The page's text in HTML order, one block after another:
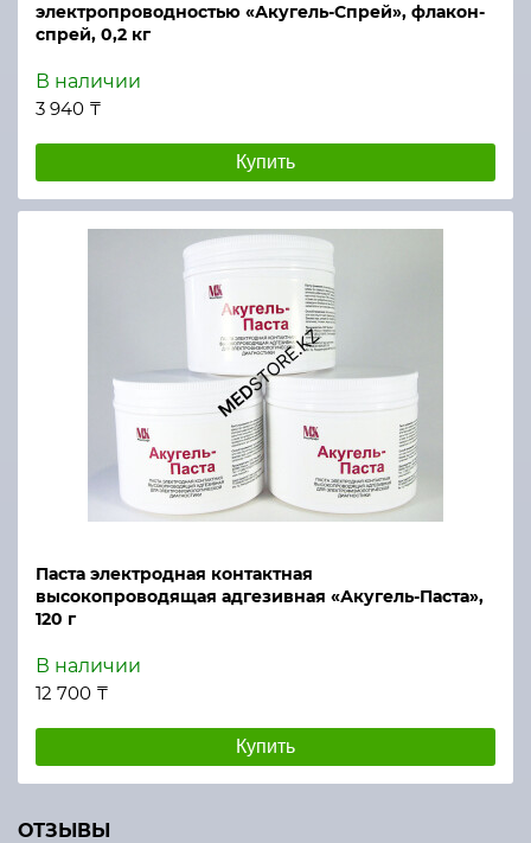
электропроводностью «Акугель-Спрей», флакон-
спрей, 0,2 кг
В наличии
3 940 ₸
Купить
Паста электродная контактная
высокопроводящая адгезивная «Акугель-Паста»,
120 г
В наличии
12 700 ₸
Купить
ОТЗЫВЫ